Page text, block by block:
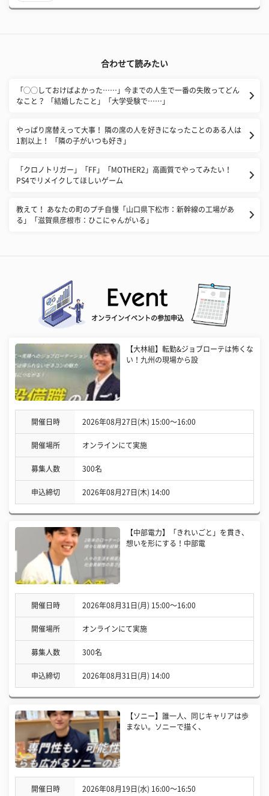
合わせて読みたい
「◯◯しておけばよかった……」今までの人生で一番の失敗ってどん
なこと？ 「結婚したこと」「大学受験で……」
やっぱり席替えって大事！ 隣の席の人を好きになったことのある人は
1割以上！ 「隣の子がいつも好き」
「クロノトリガー」「FF」「MOTHER2」高画質でやってみたい！
PS4でリメイクしてほしいゲーム
教えて！ あなたの町のプチ自慢「山口県下松市：新幹線の工場があ
る」「滋賀県彦根市：ひこにゃんがいる」
オンラインイベントの参加申込
【大林組】転勤&ジョブローテは怖くな
い！九州の現場から設
開催日時 2026年08月27日(木) 15:00〜16:00
開催場所 オンラインにて実施
募集人数 300名
申込締切 2026年08月27日(木) 14:00
【中部電力】「きれいごと」を貫き、
想いを形にする！中部電
開催日時 2026年08月31日(月) 15:00〜16:00
開催場所 オンラインにて実施
募集人数 300名
申込締切 2026年08月31日(月) 14:00
【ソニー】誰一人、同じキャリアは歩
まない。ソニーで描く、
開催日時 2026年08月19日(水) 16:00〜16:50